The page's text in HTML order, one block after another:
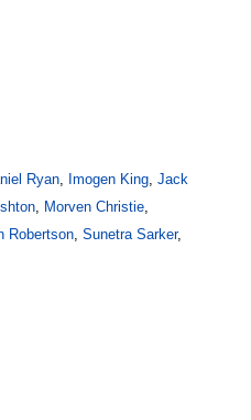
Ryan, Imogen King, Jack
, Morven Christie,
Robertson, Sunetra Sarker,